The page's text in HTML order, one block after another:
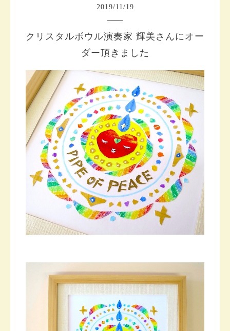
2019/11/19
クリスタルボウル演奏家 輝美さんにオー
ダー頂きました